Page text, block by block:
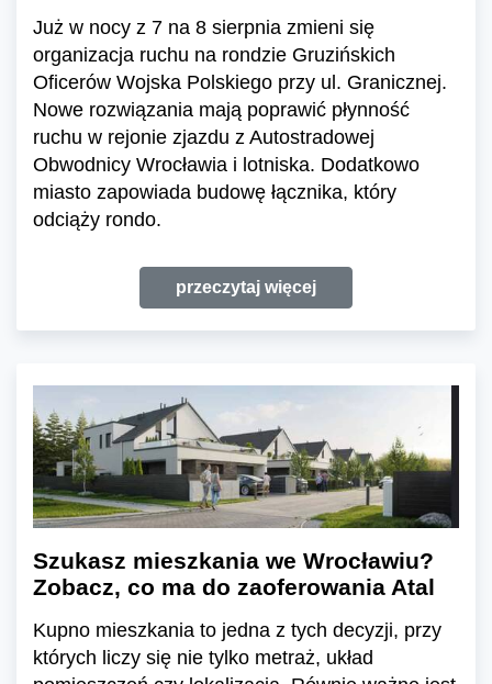
Już w nocy z 7 na 8 sierpnia zmieni się
organizacja ruchu na rondzie Gruzińskich
Oficerów Wojska Polskiego przy ul. Granicznej.
Nowe rozwiązania mają poprawić płynność
ruchu w rejonie zjazdu z Autostradowej
Obwodnicy Wrocławia i lotniska. Dodatkowo
miasto zapowiada budowę łącznika, który
odciąży rondo.
przeczytaj więcej
Szukasz mieszkania we Wrocławiu?
Zobacz, co ma do zaoferowania Atal
Kupno mieszkania to jedna z tych decyzji, przy
których liczy się nie tylko metraż, układ